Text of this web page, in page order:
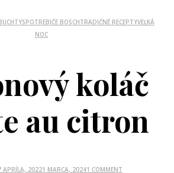
SPOTREBIČE BOSCHTRADIČNÉ RECEPTYVEĽKÁ
NOC
koláč
au citron
APRÍLA, 20221 MARCA, 20241 COMMENT